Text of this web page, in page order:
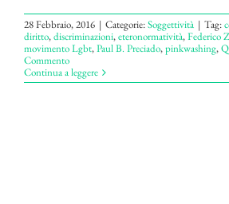
28 Febbraio, 2016 | Categorie:Soggettività | Tag:
diritto,discriminazioni,eteronormatività,Federico
movimento Lgbt,Paul B. Preciado,pinkwashing,
Commento
Continua a leggere